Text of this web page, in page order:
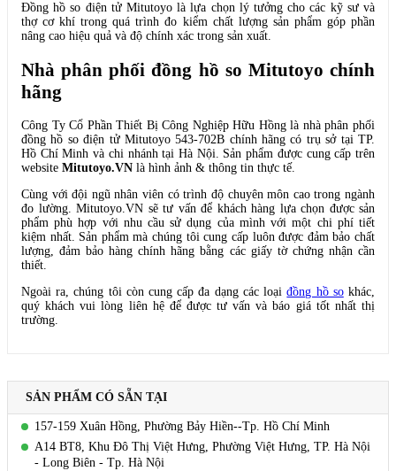
Đồng hồ so điện tử Mitutoyo là lựa chọn lý tưởng cho các kỹ sư và
thợ cơ khí trong quá trình đo kiểm chất lượng sản phẩm góp phần
nâng cao hiệu quả và độ chính xác trong sản xuất.
Nhà phân phối đồng hồ so Mitutoyo chính
hãng
Công Ty Cổ Phần Thiết Bị Công Nghiệp Hữu Hồng là nhà phân phối
đồng hồ so điện tử Mitutoyo 543-702B chính hãng có trụ sở tại TP.
Hồ Chí Minh và chi nhánh tại Hà Nội. Sản phẩm được cung cấp trên
website Mitutoyo.VN là hình ảnh & thông tin thực tế.
Cùng với đội ngũ nhân viên có trình độ chuyên môn cao trong ngành
đo lường. Mitutoyo.VN sẽ tư vấn để khách hàng lựa chọn được sản
phẩm phù hợp với nhu cầu sử dụng của mình với một chi phí tiết
kiệm nhất. Sản phẩm mà chúng tôi cung cấp luôn được đảm bảo chất
lượng, đảm bảo hàng chính hãng bằng các giấy tờ chứng nhận cần
thiết.
Ngoài ra, chúng tôi còn cung cấp đa dạng các loạiđồng hồ sokhác,
quý khách vui lòng liên hệ để được tư vấn và báo giá tốt nhất thị
trường.
SẢN PHẨM CÓ SẴN TẠI
157-159 Xuân Hồng, Phường Bảy Hiền--Tp. Hồ Chí Minh
A14 BT8, Khu Đô Thị Việt Hưng, Phường Việt Hưng, TP. Hà Nội
- Long Biên - Tp. Hà Nội